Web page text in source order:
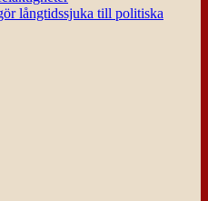
långtidssjuka till politiska